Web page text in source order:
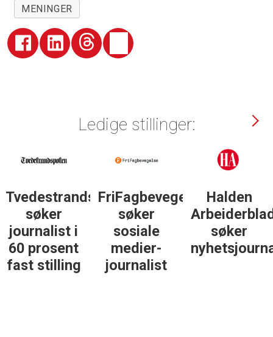
MENINGER
Ledige stillinger:
Halden
Arbeiderblad
søker
nyhetsjournalist
Støttegruppa
25. juni
søker
journalist
Journalist
med teft
for digitale
spor? Bli